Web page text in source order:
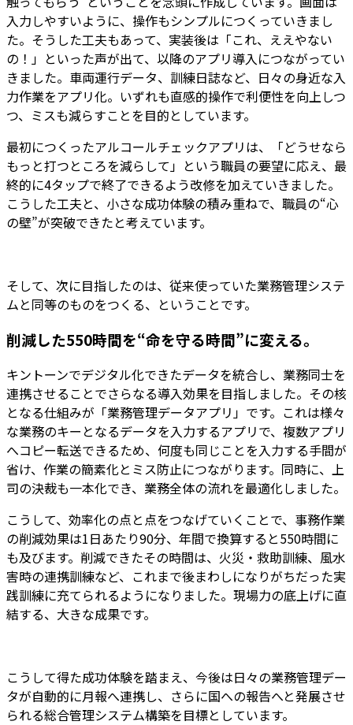
入力しやすいように、操作もシンプルにつくっていきまし
た。そうした工夫もあって、実装後は「これ、ええやない
の！」といった声が出て、以降のアプリ導入につながってい
きました。車両運行データ、訓練日誌など、日々の身近な入
力作業をアプリ化。いずれも直感的操作で利便性を向上しつ
つ、ミスも減らすことを目的としています。
最初につくったアルコールチェックアプリは、「どうせなら
もっと打つところを減らして」という職員の要望に応え、最
終的に4タップで終了できるよう改修を加えていきました。
こうした工夫と、小さな成功体験の積み重ねで、職員の“心
の壁”が突破できたと考えています。
そして、次に目指したのは、従来使っていた業務管理システ
ムと同等のものをつくる、ということです。
削減した550時間を“命を守る時間”に変える。
キントーンでデジタル化できたデータを統合し、業務同士を
連携させることでさらなる導入効果を目指しました。その核
となる仕組みが「業務管理データアプリ」です。これは様々
な業務のキーとなるデータを入力するアプリで、複数アプリ
へコピー転送できるため、何度も同じことを入力する手間が
省け、作業の簡素化とミス防止につながります。同時に、上
司の決裁も一本化でき、業務全体の流れを最適化しました。
こうして、効率化の点と点をつなげていくことで、 事務作業
の削減効果は1日あたり90分、年間で換算すると550時間に
も及びます。削減できたその時間は、火災・救助訓練、風水
害時の連携訓練など、これまで後まわしになりがちだった実
践訓練に充てられるようになりました。現場力の底上げに直
結する、大きな成果です。
こうして得た成功体験を踏まえ、今後は日々の業務管理デー
タが自動的に月報へ連携し、さらに国への報告へと発展させ
られる総合管理システム構築を目標としています。